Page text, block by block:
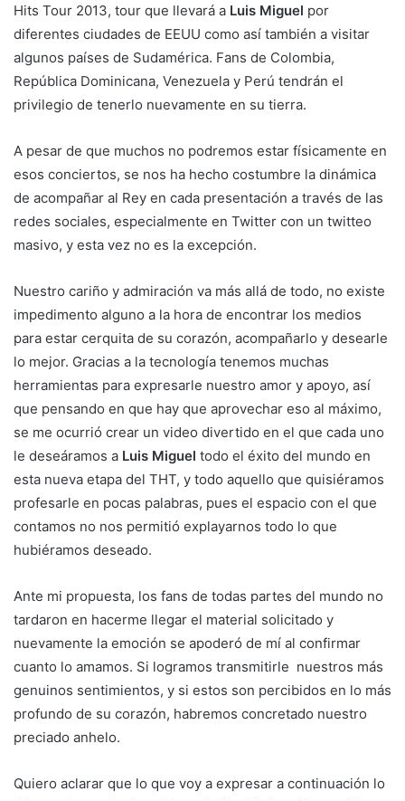
Hits Tour 2013, tour que llevará a Luis Miguel por
diferentes ciudades de EEUU como así también a visitar
algunos países de Sudamérica. Fans de Colombia,
República Dominicana, Venezuela y Perú tendrán el
privilegio de tenerlo nuevamente en su tierra.
A pesar de que muchos no podremos estar físicamente en
esos conciertos, se nos ha hecho costumbre la dinámica
de acompañar al Rey en cada presentación a través de las
redes sociales, especialmente en Twitter con un twitteo
masivo, y esta vez no es la excepción.
Nuestro cariño y admiración va más allá de todo, no existe
impedimento alguno a la hora de encontrar los medios
para estar cerquita de su corazón, acompañarlo y desearle
lo mejor. Gracias a la tecnología tenemos muchas
herramientas para expresarle nuestro amor y apoyo, así
que pensando en que hay que aprovechar eso al máximo,
se me ocurrió crear un video divertido en el que cada uno
le deseáramos a Luis Miguel todo el éxito del mundo en
esta nueva etapa del THT, y todo aquello que quisiéramos
profesarle en pocas palabras, pues el espacio con el que
contamos no nos permitió explayarnos todo lo que
hubiéramos deseado.
Ante mi propuesta, los fans de todas partes del mundo no
tardaron en hacerme llegar el material solicitado y
nuevamente la emoción se apoderó de mí al confirmar
cuanto lo amamos. Si logramos transmitirle nuestros más
genuinos sentimientos, y si estos son percibidos en lo más
profundo de su corazón, habremos concretado nuestro
preciado anhelo.
Quiero aclarar que lo que voy a expresar a continuación lo